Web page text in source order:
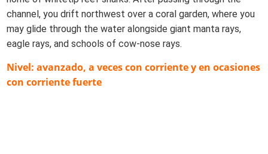
channel, you drift northwest over a coral garden, where you
may glide through the water alongside giant manta rays,
eagle rays, and schools of cow-nose rays.
Nivel: avanzado, a veces con corriente y en ocasiones
con corriente fuerte